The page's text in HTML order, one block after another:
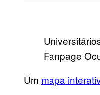
Fanpage
Um mapa